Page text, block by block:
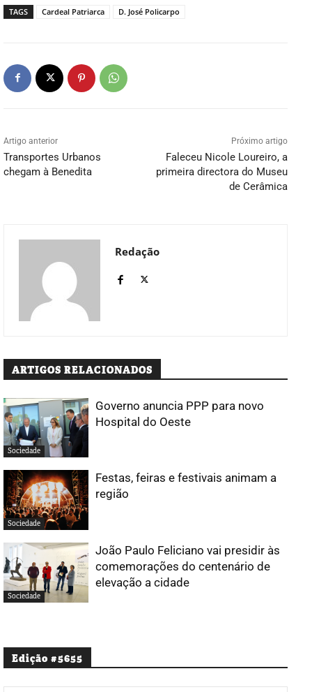
TAGS Cardeal Patriarca D. José Policarpo
Artigo anterior
Transportes Urbanos
chegam à Benedita
Próximo artigo
Faleceu Nicole Loureiro, a
primeira directora do Museu
de Cerâmica
Redação
ARTIGOS RELACIONADOS
Sociedade
Governo anuncia PPP para novo
Hospital do Oeste
Sociedade
Festas, feiras e festivais animam a
região
Sociedade
João Paulo Feliciano vai presidir às
comemorações do centenário de
elevação a cidade
Edição #5655